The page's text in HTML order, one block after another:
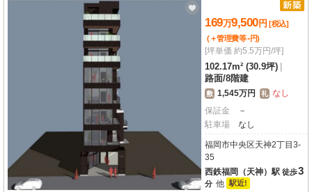
169万9,500円 [税込]
(＋管理費等-円)
[坪単価 約5.5万円/坪]
102.17m² (30.9坪)
路面/8階建
敷 1,545万円 礼 なし
保証金
－
駐車場
なし
福岡市中央区天神2丁目3-
35
西鉄福岡（天神）駅 徒歩3
分 他 駅近!